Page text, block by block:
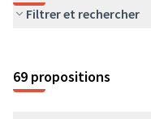
Filtrer et rechercher
69 propositions